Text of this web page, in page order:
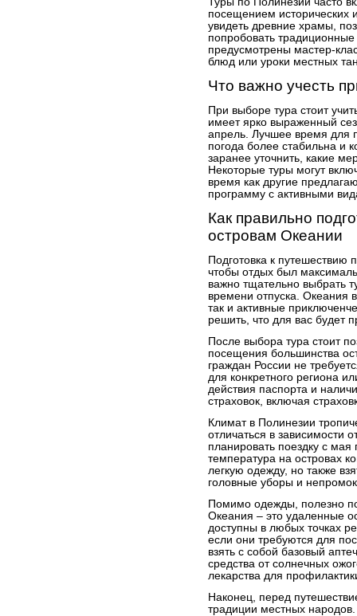
посещением исторических
увидеть древние храмы,
попробовать
предусмотрены мастер-
блюд или уроки местных
Что важно учесть
При выборе тура стоит
имеет ярко выраженный
апрель. Лучшее время для
погода более стабильна и
заранее уточнить, какие
Некоторые туры могут
время как другие
программу с активными
Как правильно
островам Океании
Подготовка к путешествию
чтобы отдых был
важно тщательно выбрать
времени отпуска. Океания
так и активные
решить, что для вас будет
После выбора тура стоит
посещения большинства
граждан России не
для конкретного региона
действия паспорта и
страховок, включая
Климат в Полинезии
отличаться в зависимости
планировать поездку с
температура на островах
легкую одежду, но также
головные уборы и
Помимо одежды, полезно
Океания – это удаленные
доступны в любых точках
если они требуются для
взять с собой базовый
средства от солнечных
лекарства для
Наконец, перед
традиции местных